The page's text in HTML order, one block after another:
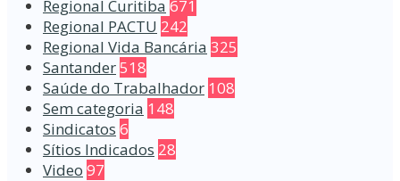
Regional Curitiba 671
Regional PACTU 242
Regional Vida Bancária 325
Santander518
Saúde do Trabalhador 108
Sem categoria 148
Sindicatos 6
Sítios Indicados 28
Video 97